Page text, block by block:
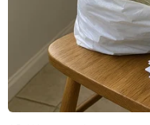
Phó Viện trưởng
Tiến sỹ Nguyễn
tỉnh Kon Tum nói
nói riêng thuộc đới